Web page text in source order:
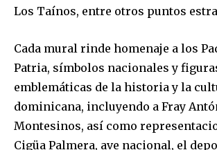
Los Taínos, entre otros puntos
Cada mural rinde homenaje a los
Patria, símbolos nacionales y
emblemáticas de la historia y la
dominicana, incluyendo a Fray
Montesinos, así como
Cigüa Palmera, ave nacional, el